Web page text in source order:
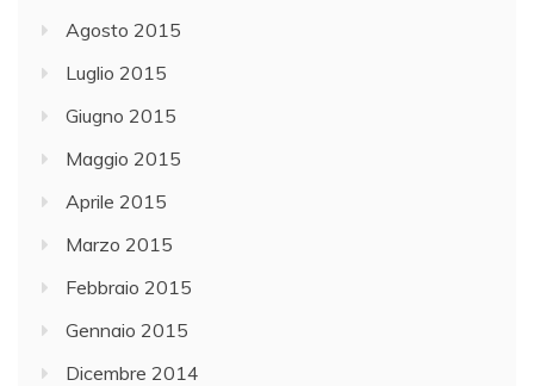
Agosto 2015
Luglio 2015
Giugno 2015
Maggio 2015
Aprile 2015
Marzo 2015
Febbraio 2015
Gennaio 2015
Dicembre 2014